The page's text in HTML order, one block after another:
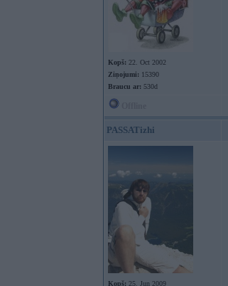
Kopš: 22. Oct 2002
Ziņojumi: 15390
Braucu ar: 530d
PASSATizhi
Kopš: 25. Jun 2009